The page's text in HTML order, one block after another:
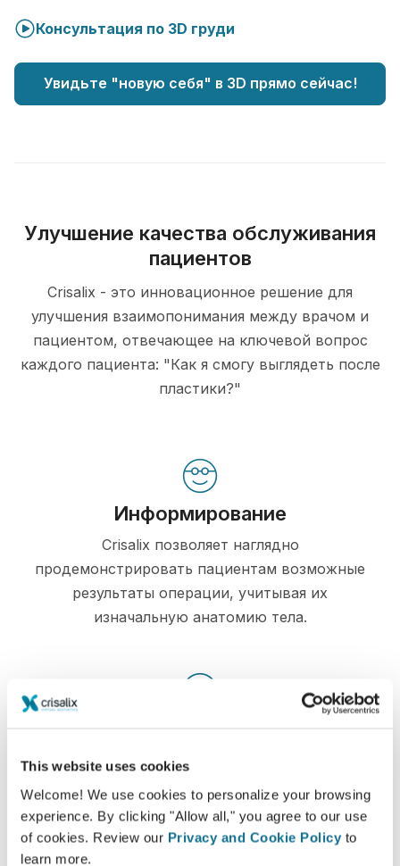
This website uses cookies
Welcome! We use cookies to personalize your browsing
experience. By clicking "Allow all," you agree to our use
of cookies. Review our Privacy and Cookie Policy to
learn more.
Консультация по 3D груди
Увидьте "новую себя" в 3D прямо сейчас!
Улучшение качества обслуживания
пациентов
Crisalix - это инновационное решение для
улучшения взаимопонимания между врачом и
пациентом, отвечающее на ключевой вопрос
каждого пациента: "Как я смогу выглядеть после
пластики?"
Информирование
Crisalix позволяет наглядно
продемонстрировать пациентам возможные
результаты операции, учитывая их
изначальную анатомию тела.
Участие в процессе принятия решений
выбор.